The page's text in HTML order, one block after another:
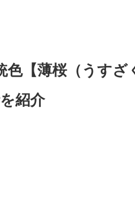
色【薄桜（うす
紹介